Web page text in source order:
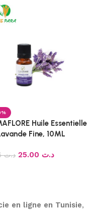
Huile Essentielle
Fine, 10ML
د.ت31.25 د.ت
en ligne en Tunisie,